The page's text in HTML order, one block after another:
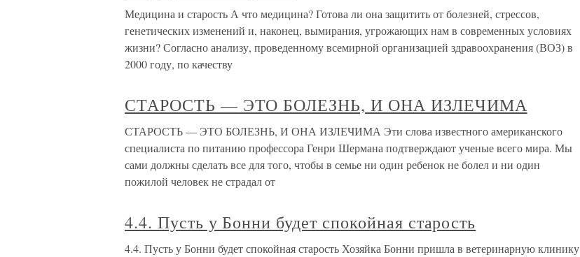
Медицина и старость А что медицина? Готова ли она защитить от болезней, стрессов,
генетических изменений и, наконец, вымирания, угрожающих нам в современных условиях
жизни? Согласно анализу, проведенному всемирной организацией здравоохранения (ВОЗ) в
2000 году, по качеству
СТАРОСТЬ — ЭТО БОЛЕЗНЬ, И ОНА ИЗЛЕЧИМА
СТАРОСТЬ — ЭТО БОЛЕЗНЬ, И ОНА ИЗЛЕЧИМА Эти слова известного американского
специалиста по питанию профессора Генри Шермана подтверждают ученые всего мира. Мы
сами должны сделать все для того, чтобы в семье ни один ребенок не болел и ни один
пожилой человек не страдал от
4.4. Пусть у Бонни будет спокойная старость
4.4. Пусть у Бонни будет спокойная старость Хозяйка Бонни пришла в ветеринарную клинику